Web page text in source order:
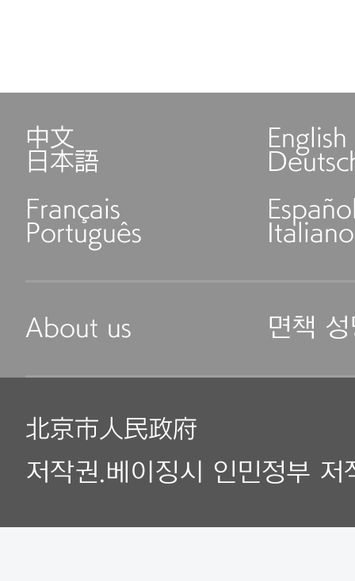
中文 English
日本語
Français
Português Italiano
About us 면책
北京市人民政府
저작권.베이징시 인민정부